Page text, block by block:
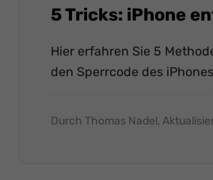
5 Tricks: iPhone
Hier erfahren Sie 5
den Sperrcode des
Durch Thomas Nadel,